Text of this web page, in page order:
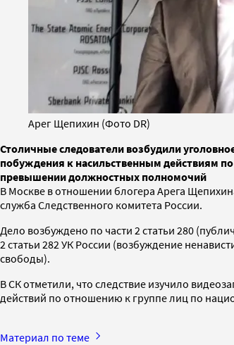
Арег Щепихин (Фото DR)
Столичные следователи возбудили
побуждения к насильственным действиям
превышении должностных полномочий
В Москве в отношении блогера Арега
служба Следственного комитета России.
Дело возбуждено по части 2 статьи 280
2 статьи 282 УК России (возбуждение
свободы).
В СК отметили, что следствие изучило
действий по отношению к группе лиц по
Материал по теме